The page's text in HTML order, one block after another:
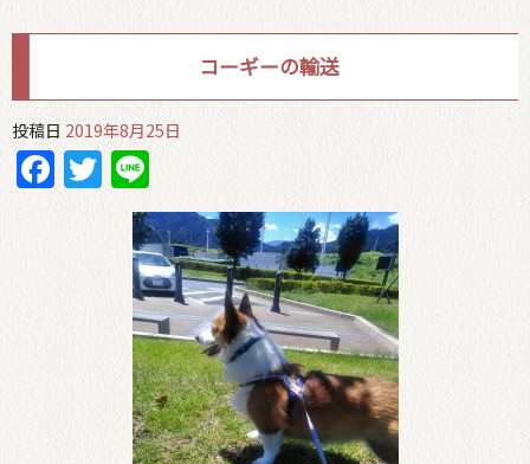
コーギーの輸送
投稿日 2019年8月25日
Facebook
Twitter